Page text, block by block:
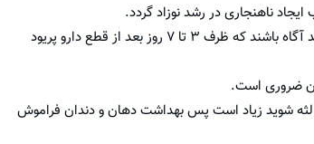
ناهنجاری در رشد نوزاد گردد.
بیمارانی که برای رفع اختلالات قاعدگی از این دارو استفاده می کنند آگاه باشند که ظرف ۳ تا ۷ روز بعد از قطع دارو پریود
ضروری است.
لثه شوید زیاد است پس بهداشت دهان و دندان فراموش